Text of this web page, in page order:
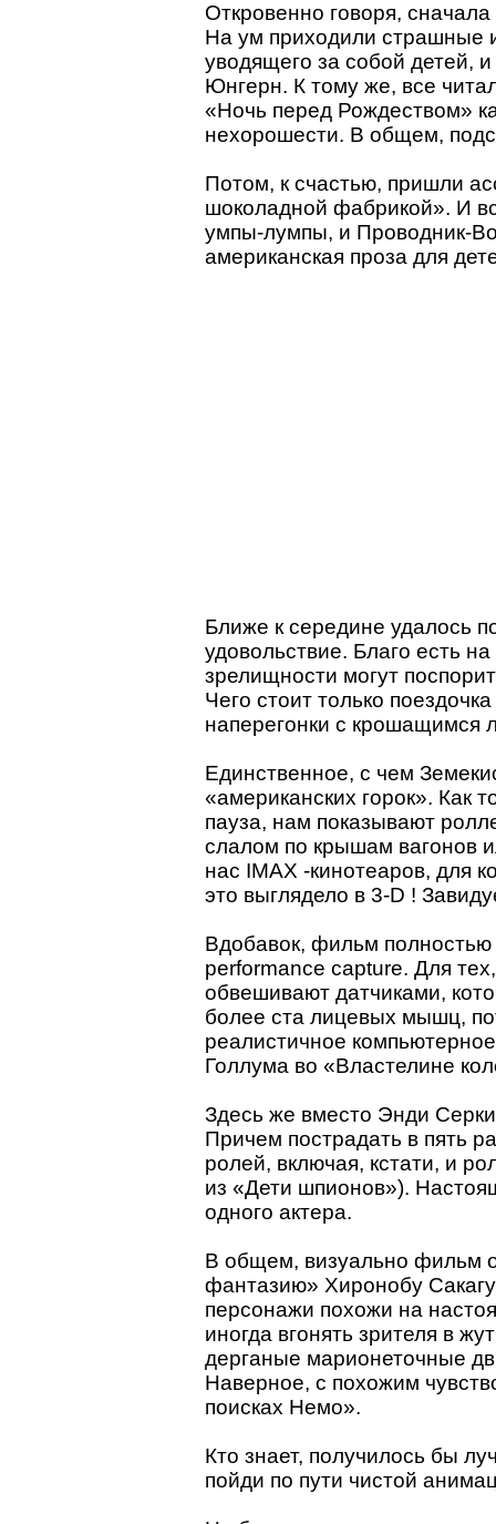
Откровенно говоря,
На ум приходили страшные
уводящего за собой детей,
Юнгерн. К тому же, все
«Ночь перед Рождеством»
нехорошести. В общем,
Потом, к счастью, пришли
шоколадной фабрикой». И
умпы-лумпы, и Проводник-
американская проза для
Ближе к середине удалось
удовольствие. Благо есть
зрелищности могут
Чего стоит только
наперегонки с крошащимся
Единственное, с чем
«американских горок». Как
пауза, нам показывают
слалом по крышам вагонов
нас IMAX -кинотеаров, для
это выглядело в 3-D !
Вдобавок, фильм
performance capture. Для
обвешивают датчиками,
более ста лицевых мышц,
реалистичное
Голлума во «Властелине
Здесь же вместо Энди
Причем пострадать в пять
ролей, включая, кстати, и
из «Дети шпионов»).
одного актера.
В общем, визуально фильм
фантазию» Хиронобу
персонажи похожи на
иногда вгонять зрителя в
дерганые марионеточные
Наверное, с похожим
поисках Немо».
Кто знает, получилось бы
пойди по пути чистой